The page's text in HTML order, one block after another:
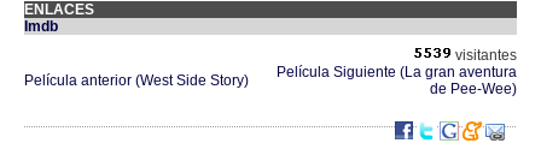
ENLACES
Imdb
visitantes
Película anterior (West Side Story)
Película Siguiente (La gran aventura
de Pee-Wee)